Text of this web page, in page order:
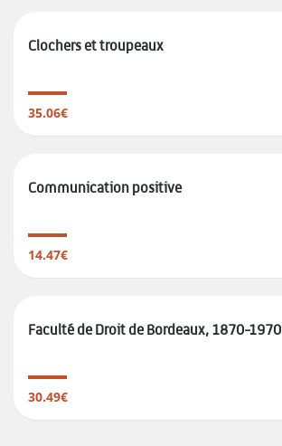
Clochers et troupeaux
35.06€
Communication positive
14.47€
Faculté de Droit de Bordeaux, 1870-1970
30.49€